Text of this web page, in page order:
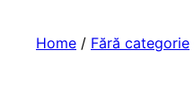
Home / Fără categorie